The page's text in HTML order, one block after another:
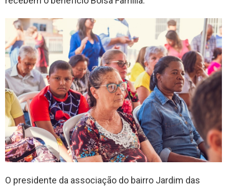
O presidente da associação do bairro Jardim das